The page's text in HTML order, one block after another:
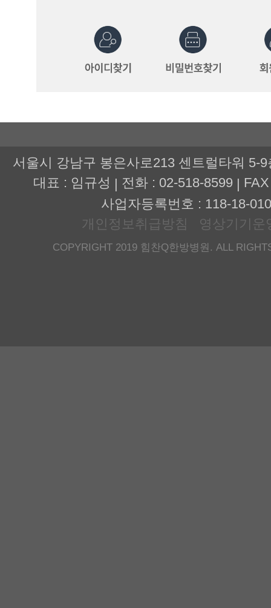
서울시 강남구 봉은사로213 센트럴타워 5-
대표 : 임규성 | 전화 : 02-518-8599 |
사업자등록번호 : 118-18-
개인정보취급방침
영상기기운
COPYRIGHT 2019 힘찬Q한방병원. ALL